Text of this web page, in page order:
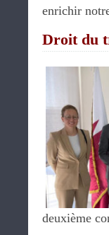
enrichir
Droit du
deuxième